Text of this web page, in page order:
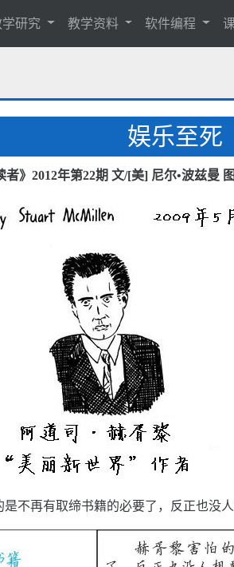
学研究 教学资料 软件编程
娱乐至死
者》2012年第22期 文/[美] 尼尔•波兹曼
不再有取缔书籍的必要了，反正也没人